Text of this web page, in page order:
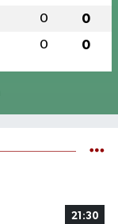
0 0
0 0
21:30